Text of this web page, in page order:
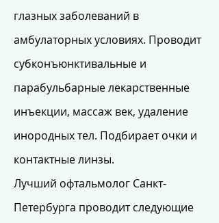
глазных заболеваний в
амбулаторных условиях. Проводит
субконъюнктивальные и
парабульбарные лекарственные
инъекции, массаж век, удаление
инородных тел. Подбирает очки и
контактные линзы.
Лучший офтальмолог Санкт-
Петербурга проводит следующие